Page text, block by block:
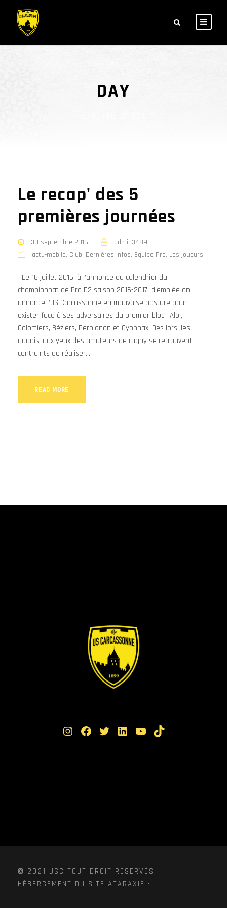
DAY
Le recap' des 5
premières journées
30 septembre 2016
admin3489
actu-mobile, Club, Dernières infos, Equipe Pro, Les joueurs
Le 16 juillet 2016, à l’annonce du calendrier du
championnat de Pro D2 saison 2016-2017, d’emblée on
annonce l’US Carcassonne en mauvaise posture pour
exister face à ses adversaires du premier bloc : Albi,
Colomiers, Béziers, Perpignan et Oyonnax. Dès lors, les
audois, aux yeux des amateurs de rugby se retrouvent
contraints de réaliser...
READ MORE
Instagram Facebook Twitter LinkedIn YouTube TikTok
© 2021 USC TOUT DROIT RESERVÉS ·
HÉBERGEMENT DU SITE ATARAXIE ·